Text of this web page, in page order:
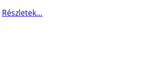
Részletek…